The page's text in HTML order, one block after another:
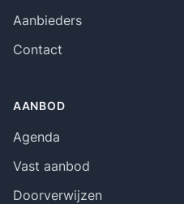
Aanbieders
Contact
AANBOD
Agenda
Vast aanbod
Doorverwijzen